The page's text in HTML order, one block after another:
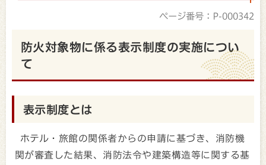
ページ番号：P-000342
防火対象物に係る表示制度の実施につい
て
表示制度とは
ホテル・旅館の関係者からの申請に基づき、消防機
関が審査した結果、消防法令や建築構造等に関する基